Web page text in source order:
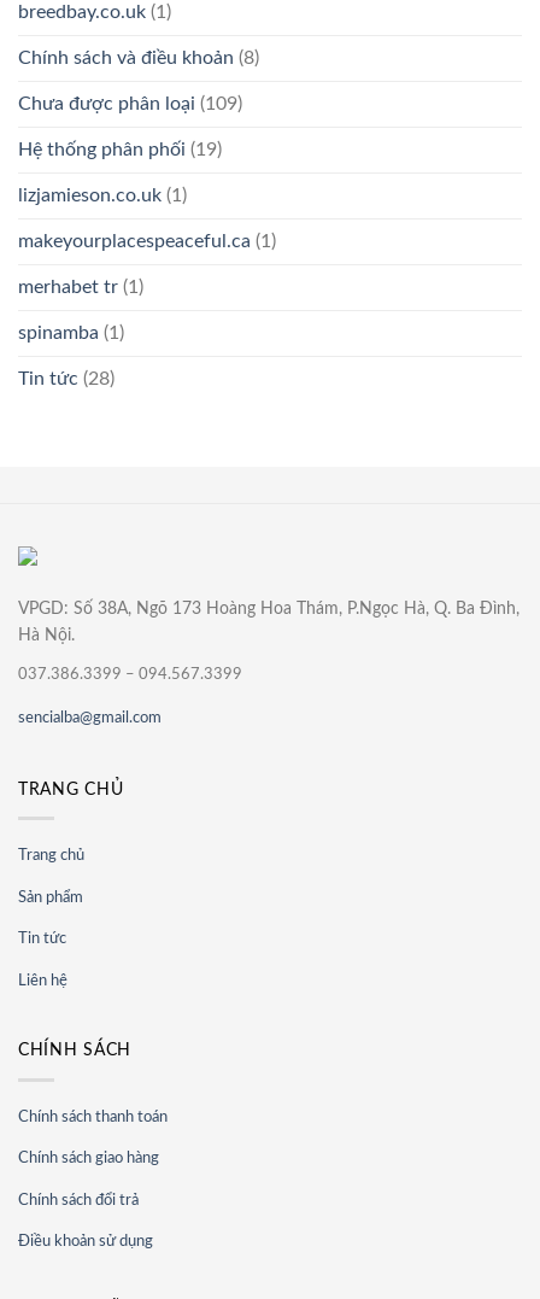
breedbay.co.uk (1)
Chính sách và điều khoản (8)
Chưa được phân loại (109)
Hệ thống phân phối (19)
lizjamieson.co.uk (1)
makeyourplacespeaceful.ca (1)
merhabet tr (1)
spinamba (1)
Tin tức (28)
VPGD: Số 38A, Ngõ 173 Hoàng Hoa Thám, P.Ngọc Hà, Q. Ba Đình,
Hà Nội.
037.386.3399 – 094.567.3399
sencialba@gmail.com
TRANG CHỦ
Trang chủ
Sản phẩm
Tin tức
Liên hệ
CHÍNH SÁCH
Chính sách thanh toán
Chính sách giao hàng
Chính sách đổi trả
Điều khoản sử dụng